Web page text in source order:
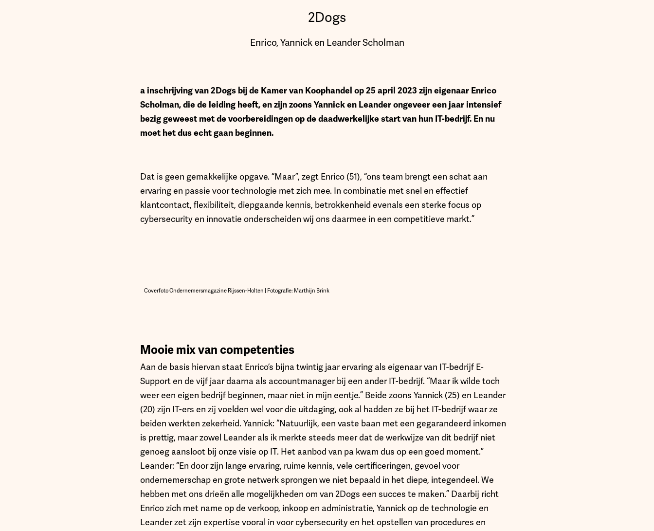
2Dogs
Enrico, Yannick en Leander Scholman
a inschrijving van 2Dogs bij de Kamer van Koophandel op 25 april 2023 zijn eigenaar Enrico
Scholman, die de leiding heeft, en zijn zoons Yannick en Leander ongeveer een jaar intensief
bezig geweest met de voorbereidingen op de daadwerkelijke start van hun IT-bedrijf. En nu
moet het dus echt gaan beginnen.
Dat is geen gemakkelijke opgave. “Maar”, zegt Enrico (51), “ons team brengt een schat aan
ervaring en passie voor technologie met zich mee. In combinatie met snel en effectief
klantcontact, flexibiliteit, diepgaande kennis, betrokkenheid evenals een sterke focus op
cybersecurity en innovatie onderscheiden wij ons daarmee in een competitieve markt.”
Coverfoto Ondernemersmagazine Rijssen-Holten | Fotografie: Marthijn Brink
Mooie mix van competenties
Aan de basis hiervan staat Enrico’s bijna twintig jaar ervaring als eigenaar van IT-bedrijf E-
Support en de vijf jaar daarna als accountmanager bij een ander IT-bedrijf. “Maar ik wilde toch
weer een eigen bedrijf beginnen, maar niet in mijn eentje.” Beide zoons Yannick (25) en Leander
(20) zijn IT-ers en zij voelden wel voor die uitdaging, ook al hadden ze bij het IT-bedrijf waar ze
beiden werkten zekerheid. Yannick: “Natuurlijk, een vaste baan met een gegarandeerd inkomen
is prettig, maar zowel Leander als ik merkte steeds meer dat de werkwijze van dit bedrijf niet
genoeg aansloot bij onze visie op IT. Het aanbod van pa kwam dus op een goed moment.”
Leander: “En door zijn lange ervaring, ruime kennis, vele certificeringen, gevoel voor
ondernemerschap en grote netwerk sprongen we niet bepaald in het diepe, integendeel. We
hebben met ons drieën alle mogelijkheden om van 2Dogs een succes te maken.” Daarbij richt
Enrico zich met name op de verkoop, inkoop en administratie, Yannick op de technologie en
Leander zet zijn expertise vooral in voor cybersecurity en het opstellen van procedures en